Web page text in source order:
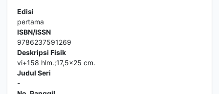
Edisi
pertama
ISBN/ISSN
9786237591269
Deskripsi Fisik
vi+158 hlm.;17,5x25 cm.
Judul Seri
-